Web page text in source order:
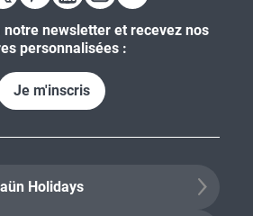
newsletter et recevez nos
personnalisées :
Je m'inscris
Holidays